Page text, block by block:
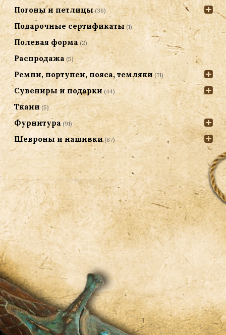
Погоны и петлицы (36)
Подарочные сертификаты (1)
Полевая форма (2)
Распродажа (5)
Ремни, портупеи, пояса, темляки (71)
Сувениры и подарки (44)
Ткани (5)
Фурнитура (91)
Шевроны и нашивки (87)